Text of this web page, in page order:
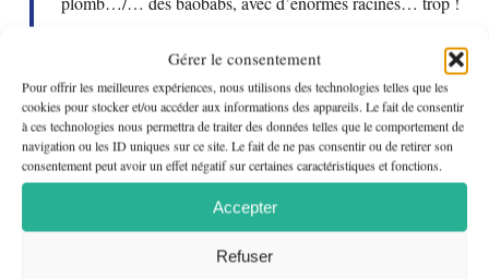
Gérer le consentement
Pour offrir les meilleures expériences, nous utilisons des technologies telles que les
cookies pour stocker et/ou accéder aux informations des appareils. Le fait de consentir
à ces technologies nous permettra de traiter des données telles que le comportement de
navigation ou les ID uniques sur ce site. Le fait de ne pas consentir ou de retirer son
consentement peut avoir un effet négatif sur certaines caractéristiques et fonctions.
Accepter
Refuser
sais pas si elle me ressemble !.. »
Marc : « … Un rhinocéros qui avance au galop, droit
devant lui… les autres animaux s’écartent… le sol tremble
si fort qu’on a l’impression qu’il va s’ouvrir ! Il s’ouvre : le
rhinocéros tombe, tombe, très vite… ça ralentit, il arrive